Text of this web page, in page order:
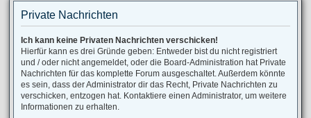
Private Nachrichten
Ich kann keine Privaten Nachrichten verschicken!
Hierfür kann es drei Gründe geben: Entweder bist du nicht registriert
und / oder nicht angemeldet, oder die Board-Administration hat Private
Nachrichten für das komplette Forum ausgeschaltet. Außerdem könnte
es sein, dass der Administrator dir das Recht, Private Nachrichten zu
verschicken, entzogen hat. Kontaktiere einen Administrator, um weitere
Informationen zu erhalten.